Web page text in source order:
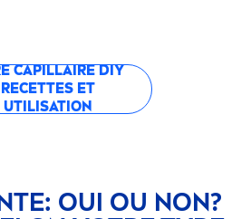
CAPILLAIRE DIY
RECETTES ET
UTILISATION
OUI OU NON?